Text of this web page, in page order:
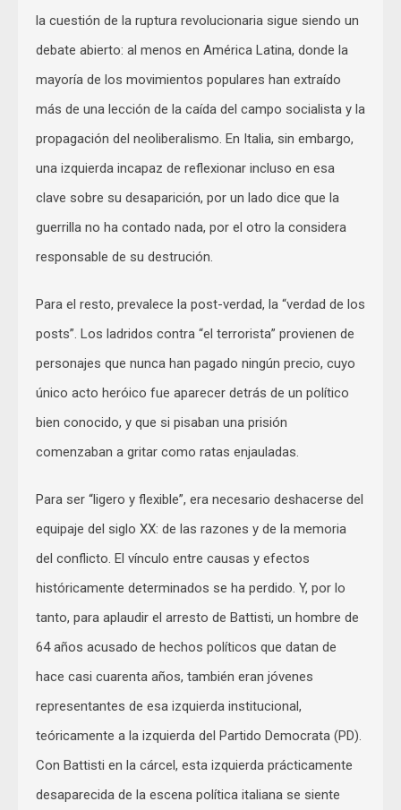
la cuestión de la ruptura revolucionaria sigue siendo un
debate abierto: al menos en América Latina, donde la
mayoría de los movimientos populares han extraído
más de una lección de la caída del campo socialista y la
propagación del neoliberalismo. En Italia, sin embargo,
una izquierda incapaz de reflexionar incluso en esa
clave sobre su desaparición, por un lado dice que la
guerrilla no ha contado nada, por el otro la considera
responsable de su destrución.
Para el resto, prevalece la post-verdad, la “verdad de los
posts”. Los ladridos contra “el terrorista” provienen de
personajes que nunca han pagado ningún precio, cuyo
único acto heróico fue aparecer detrás de un político
bien conocido, y que si pisaban una prisión
comenzaban a gritar como ratas enjauladas.
Para ser “ligero y flexible”, era necesario deshacerse del
equipaje del siglo XX: de las razones y de la memoria
del conflicto. El vínculo entre causas y efectos
históricamente determinados se ha perdido. Y, por lo
tanto, para aplaudir el arresto de Battisti, un hombre de
64 años acusado de hechos políticos que datan de
hace casi cuarenta años, también eran jóvenes
representantes de esa izquierda institucional,
teóricamente a la izquierda del Partido Democrata (PD).
Con Battisti en la cárcel, esta izquierda prácticamente
desaparecida de la escena política italiana se siente